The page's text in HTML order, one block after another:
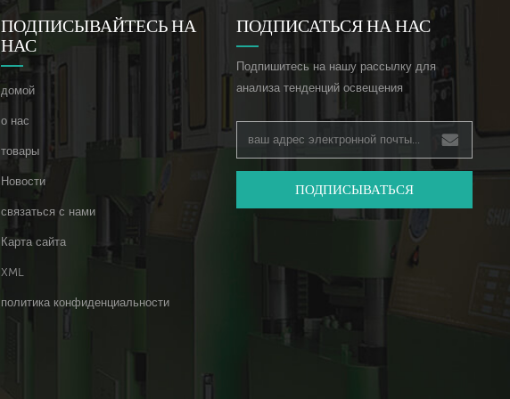
ПОДПИСЫВАЙТЕСЬ НА
НАС
домой
о нас
товары
Новости
связаться с нами
Карта сайта
XML
политика конфиденциальности
ПОДПИСАТЬСЯ НА НАС
Подпишитесь на нашу рассылку для
анализа тенденций освещения
ПОДПИСЫВАТЬСЯ